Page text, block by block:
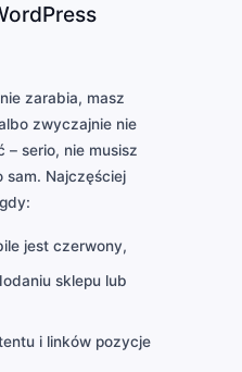
zarabia, masz
zwyczajnie nie
– serio, nie musisz
sam. Najczęściej
jest czerwony,
sklepu lub
i linków pozycje